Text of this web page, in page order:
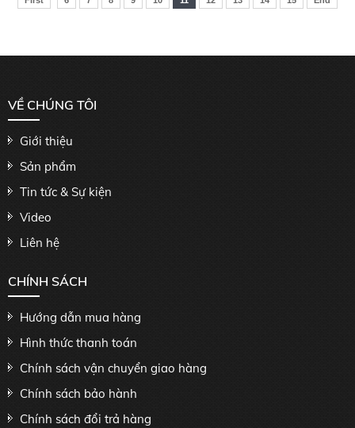
VỀ CHÚNG TÔI
Giới thiệu
Sản phẩm
Tin tức & Sự kiện
Video
Liên hệ
CHÍNH SÁCH
Hướng dẫn mua hàng
Hình thức thanh toán
Chính sách vận chuyển giao hàng
Chính sách bảo hành
Chính sách đổi trả hàng